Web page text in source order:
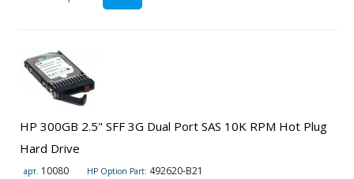
HP 300GB 2.5" SFF 3G Dual Port SAS 10K RPM Hot Plug
Hard Drive
арт. 10080 HP Option Part: 492620-B21